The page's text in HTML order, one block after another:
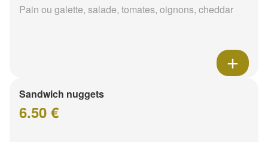
Pain ou galette, salade, tomates, oignons, cheddar
Sandwich nuggets
6.50 €